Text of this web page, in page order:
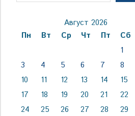
Август 2026
Пн
Вт Ср Чт Пт Сб
1
3
4 5 6 7 8
10
11 12 13 14 15
17
18 19 20 21 22
24
25 26 27 28 29